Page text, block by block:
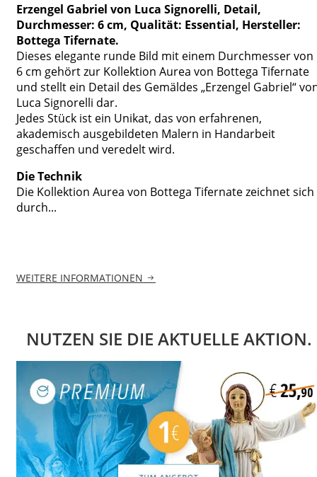
Erzengel Gabriel von Luca Signorelli, Detail,
Durchmesser: 6 cm, Qualität: Essential, Hersteller:
Bottega Tifernate.
Dieses elegante runde Bild mit einem Durchmesser von
6 cm gehört zur Kollektion Aurea von Bottega Tifernate
und stellt ein Detail des Gemäldes „Erzengel Gabriel“
Luca Signorelli dar.
Jedes Stück ist ein Unikat, das von erfahrenen,
akademisch ausgebildeten Malern in Handarbeit
geschaffen und veredelt wird.
Die Technik
Die Kollektion Aurea von Bottega Tifernate zeichnet sich
durch...
WEITERE INFORMATIONEN
NUTZEN SIE DIE AKTUELLE AKTION.